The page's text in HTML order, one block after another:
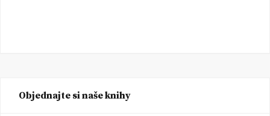
Objednajte si naše knihy